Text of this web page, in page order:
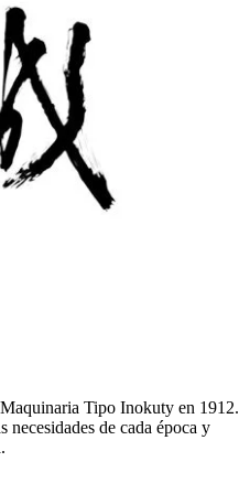
Tipo Inokuty en 1912.
de cada época y